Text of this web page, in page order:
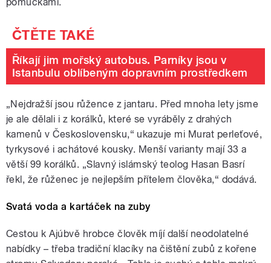
pomůckami.
Říkají jim mořský autobus. Parníky jsou v
Istanbulu oblíbeným dopravním prostředkem
„Nejdražší jsou růžence z jantaru. Před mnoha lety jsme
je ale dělali i z korálků, které se vyráběly z drahých
kamenů v Československu,“ ukazuje mi Murat perleťové,
tyrkysové i achátové kousky. Menší varianty mají 33 a
větší 99 korálků. „Slavný islámský teolog Hasan Basrí
řekl, že růženec je nejlepším přítelem člověka,“ dodává.
Svatá voda a kartáček na zuby
Cestou k Ajúbvě hrobce člověk míjí další neodolatelné
nabídky – třeba tradiční klacíky na čištění zubů z kořene